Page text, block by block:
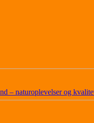
– naturoplevelser og